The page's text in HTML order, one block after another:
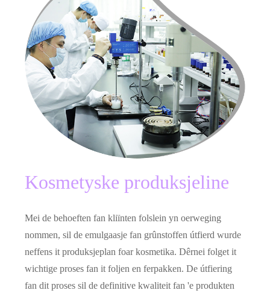
Kosmetyske produksjeline
Mei de behoeften fan kliïnten folslein yn oerweging
nommen, sil de emulgaasje fan grûnstoffen útfierd wurde
neffens it produksjeplan foar kosmetika. Dêrnei folget it
wichtige proses fan it foljen en ferpakken. De útfiering
fan dit proses sil de definitive kwaliteit fan 'e produkten